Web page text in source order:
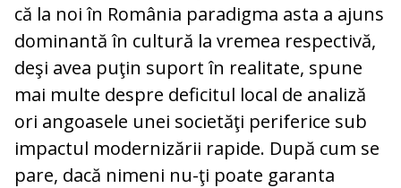
că la noi în România paradigma asta a ajuns
dominantă în cultură la vremea respectivă,
deşi avea puţin suport în realitate, spune
mai multe despre deficitul local de analiză
ori angoasele unei societăţi periferice sub
impactul modernizării rapide. După cum se
pare, dacă nimeni nu-ţi poate garanta